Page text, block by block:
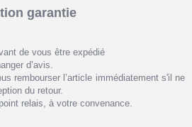
garantie
de vous être expédié
d’avis.
rembourser l’article immédiatement s'il ne
du retour.
relais, à votre convenance.